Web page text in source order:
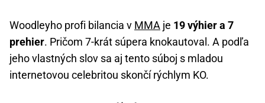
Woodleyho profi bilancia v MMA je 19 výhier a 7
prehier. Pričom 7-krát súpera knokautoval. A podľa
jeho vlastných slov sa aj tento súboj s mladou
internetovou celebritou skončí rýchlym KO.